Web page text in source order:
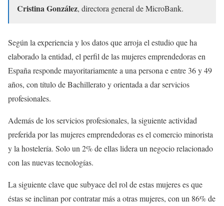
Cristina González, directora general de MicroBank.
Según la experiencia y los datos que arroja el estudio que ha
elaborado la entidad, el perfil de las mujeres emprendedoras en
España responde mayoritariamente a una persona e entre 36 y 49
años, con título de Bachillerato y orientada a dar servicios
profesionales.
Además de los servicios profesionales, la siguiente actividad
preferida por las mujeres emprendedoras es el comercio minorista
y la hostelería. Solo un 2% de ellas lidera un negocio relacionado
con las nuevas tecnologías.
La siguiente clave que subyace del rol de estas mujeres es que
éstas se inclinan por contratar más a otras mujeres, con un 86% de